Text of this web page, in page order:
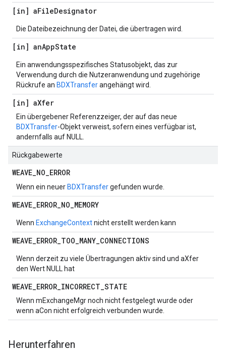
[in] aFileDesignator
Die Dateibezeichnung der Datei, die übertragen wird.
[in] anAppState
Ein anwendungsspezifisches Statusobjekt, das zur
Verwendung durch die Nutzeranwendung und zugehörige
Rückrufe an BDXTransferangehängt wird.
[in] aXfer
Ein übergebener Referenzzeiger, der auf das neue
BDXTransfer-Objekt verweist, sofern eines verfügbar ist,
andernfalls auf NULL.
Rückgabewerte
WEAVE_NO_ERROR
Wenn ein neuer BDXTransfergefunden wurde.
WEAVE_ERROR_NO_MEMORY
Wenn ExchangeContextnicht erstellt werden kann
WEAVE_ERROR_TOO_MANY_CONNECTIONS
Wenn derzeit zu viele Übertragungen aktiv sind und aXfer
den Wert NULL hat
WEAVE_ERROR_INCORRECT_STATE
Wenn mExchangeMgr noch nicht festgelegt wurde oder
wenn aCon nicht erfolgreich verbunden wurde.
Herunterfahren